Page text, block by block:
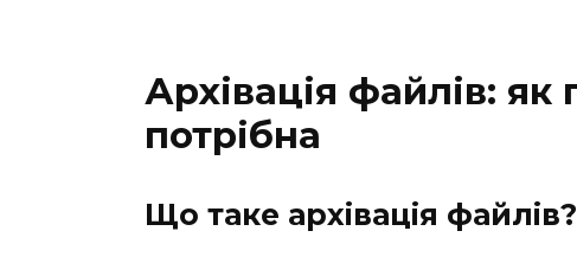
Архівація файлів:
потрібна
Що таке архівація файлів?